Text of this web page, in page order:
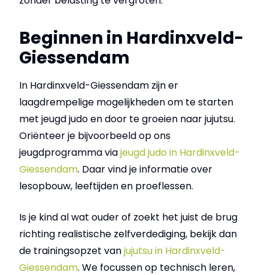
Beginnen in Hardinxveld-
Giessendam
In Hardinxveld-Giessendam zijn er
laagdrempelige mogelijkheden om te starten
met jeugd judo en door te groeien naar jujutsu.
Oriënteer je bijvoorbeeld op ons
jeugdprogramma viajeugd judo in Hardinxveld-
Giessendam. Daar vind je informatie over
lesopbouw, leeftijden en proeflessen.
Is je kind al wat ouder of zoekt het juist de brug
richting realistische zelfverdediging, bekijk dan
de trainingsopzet vanjujutsu in Hardinxveld-
Giessendam. We focussen op technisch leren,